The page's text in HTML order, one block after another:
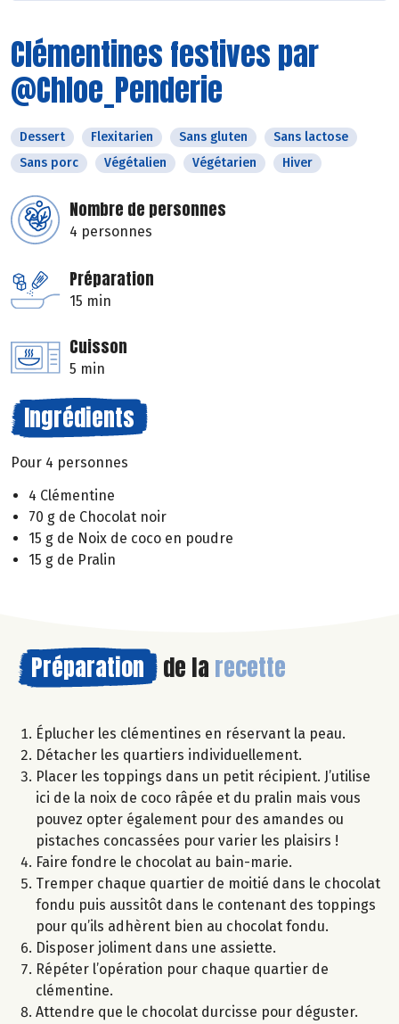
Clémentines festives par
@Chloe_Penderie
Dessert Flexitarien Sans gluten
Sans lactose
Sans porc
Végétalien Végétarien Hiver
Nombre de personnes
4 personnes
Préparation
15 min
Cuisson
5 min
Ingrédients
Pour 4 personnes
4 Clémentine
70 g de Chocolat noir
15 g de Noix de coco en poudre
15 g de Pralin
Préparation de la recette
Éplucher les clémentines en réservant la peau.
Détacher les quartiers individuellement.
Placer les toppings dans un petit récipient. J’utilise
ici de la noix de coco râpée et du pralin mais vous
pouvez opter également pour des amandes ou
pistaches concassées pour varier les plaisirs !
Faire fondre le chocolat au bain-marie.
Tremper chaque quartier de moitié dans le chocolat
fondu puis aussitôt dans le contenant des toppings
pour qu’ils adhèrent bien au chocolat fondu.
Disposer joliment dans une assiette.
Répéter l’opération pour chaque quartier de
clémentine.
Attendre que le chocolat durcisse pour déguster.